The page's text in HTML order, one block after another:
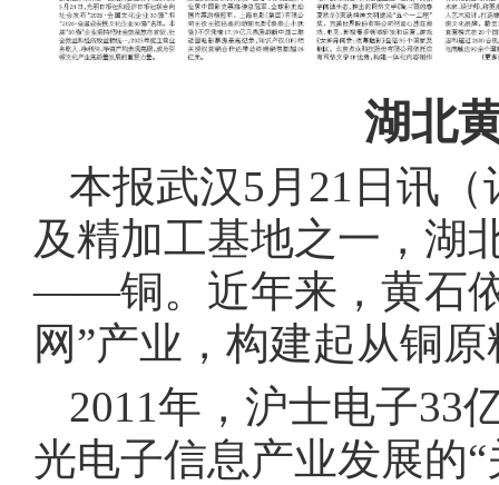
湖北
本报武汉5月21日讯
及精加工基地之一，湖
——铜。近年来，黄石
网”产业，构建起从铜
2011年，沪士电子33
光电子信息产业发展的